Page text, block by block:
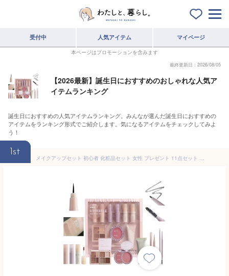
受付中 人気アイテム マイページ
本ページはプロモーションを含みます
最終更新日：2026/08/05
【2026最新】誕生日におすすめのおしゃれな人気ア
イテムランキング
誕生日におすすめの人気アイテムランキング。みんなが選んだ誕生日におすすめの
アイテムをランキング形式でご紹介します。気になるアイテムをチェックしてみよ
う！
1st
メイクアップセット 初心者 化粧品セット 女性 プレゼント 11点セット メイクパレット オールインワン 長持ち 人気 口紅 BBクリーム アイライナー アイシャドウ アイブロウ ペンシル チーク 女性用